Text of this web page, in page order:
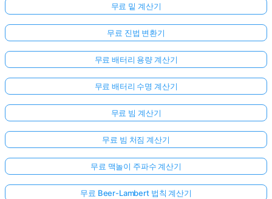
무료 밑 계산기
무료 진법 변환기
무료 배터리 용량 계산기
무료 배터리 수명 계산기
무료 빔 계산기
무료 빔 처짐 계산기
무료 맥놀이 주파수 계산기
무료 Beer-Lambert 법칙 계산기